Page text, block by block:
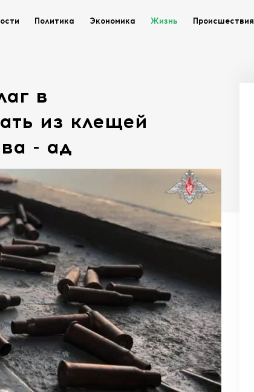
Политика Экономика Жизнь Происшествия
в
из клещей
- ад